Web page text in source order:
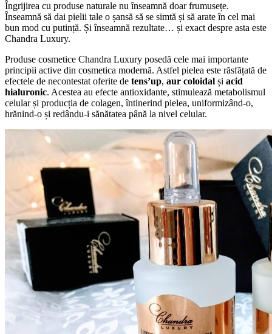
Îngrijirea cu produse naturale nu înseamnă doar frumusețe.
Înseamnă să dai pielii tale o șansă să se simtă și să arate în cel mai
bun mod cu putință. Și înseamnă rezultate… și exact despre asta este
Chandra Luxury.
Produse cosmetice Chandra Luxury posedă cele mai importante
principii active din cosmetica modernă. Astfel pielea este răsfățată de
efectele de necontestat oferite de tens’up, aur coloidal și acid
hialuronic. Acestea au efecte antioxidante, stimulează metabolismul
celular și producția de colagen, întinerind pielea, uniformizând-o,
hrănind-o și redându-i sănătatea până la nivel celular.